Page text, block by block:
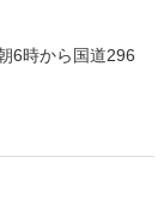
6時から国道296